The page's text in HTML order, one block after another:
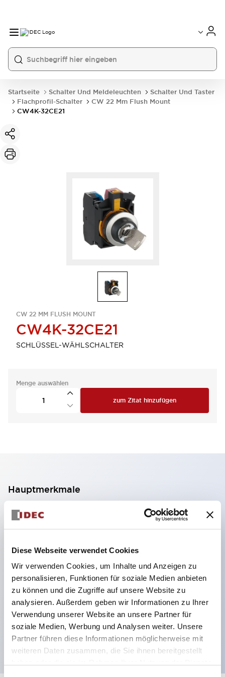
Diese Webseite verwendet Cookies
Wir verwenden Cookies, um Inhalte und Anzeigen zu
personalisieren, Funktionen für soziale Medien anbieten
zu können und die Zugriffe auf unsere Website zu
analysieren. Außerdem geben wir Informationen zu Ihrer
Verwendung unserer Website an unsere Partner für
soziale Medien, Werbung und Analysen weiter. Unsere
Partner führen diese Informationen möglicherweise mit
weiteren Daten zusammen, die Sie ihnen bereitgestellt
Startseite Schalter Und Meldeleuchten
Schalter Und Taster
Flachprofil-Schalter
CW 22 Mm Flush Mount
CW4K-32CE21
CW 22 MM FLUSH MOUNT
CW4K-32CE21
SCHLÜSSEL-WÄHLSCHALTER
Menge auswählen
zum Zitat hinzufügen
Hauptmerkmale
2-Kontakt-Block mit 2 Stufen, ermöglicht eine 4-
Kontakt-Konfiguration (Gewährleistung der
Isolierung zwischen den 2 Kontakten).
59,9 mm (※ 22-stufiger Kontaktblock).
Platzsparendes Design möglich.
Sicherheitsstruktur der 3. Generation: 2-Aktions-
Freisetzung, integrierter Schutz, IP20-
Fingerschutzstruktur